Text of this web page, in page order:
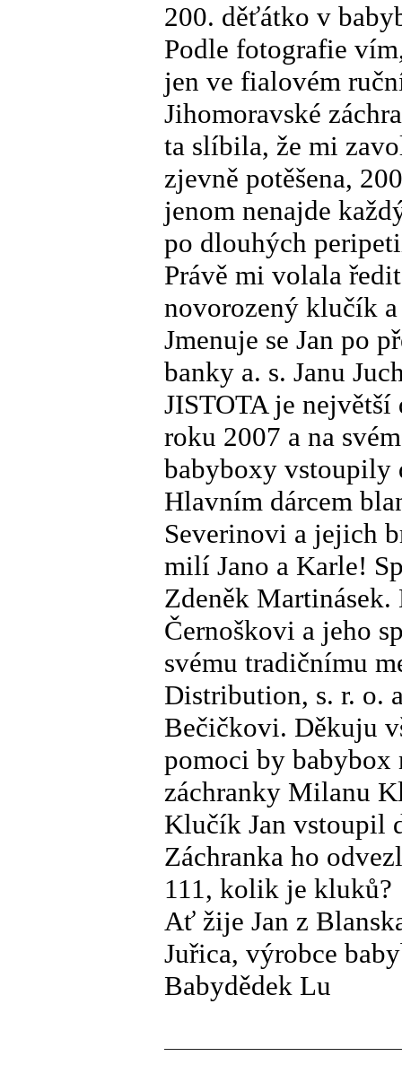
200. děťátko v
Podle fotografie
jen ve fialovém
Jihomoravské
ta slíbila, že mi
zjevně potěšena,
jenom nenajde
po dlouhých
Právě mi volala
novorozený klučík
Jmenuje se Jan po
banky a. s. Janu
JISTOTA je největší
roku 2007 a na
babyboxy vstoupily
Hlavním dárcem
Severinovi a jejich
milí Jano a Karle!
Zdeněk
Černoškovi a jeho
svému tradičnímu
Distribution, s. r. o.
Bečičkovi. Děkuju
pomoci by
záchranky Milanu
Klučík Jan vstoupil
Záchranka ho
111, kolik je kluků?
Ať žije Jan z
Juřica, výrobce
Babydědek Lu